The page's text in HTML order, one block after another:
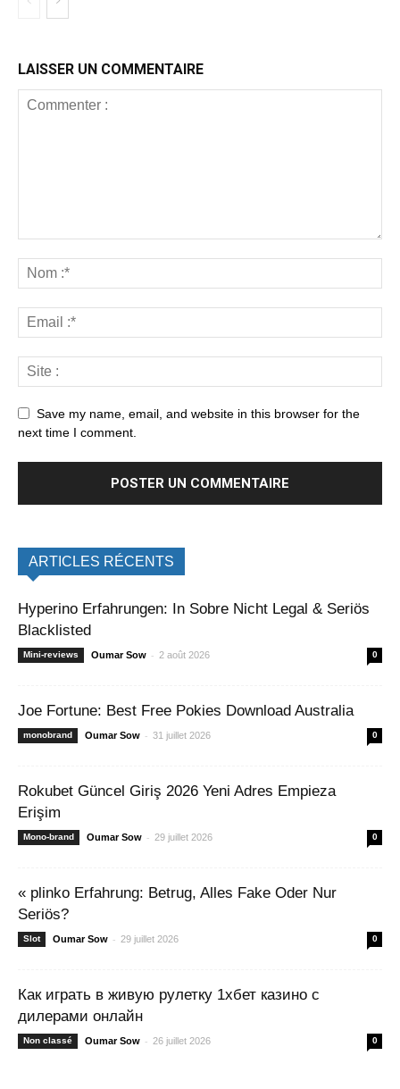
LAISSER UN COMMENTAIRE
Save my name, email, and website in this browser for the
next time I comment.
ARTICLES RÉCENTS
Hyperino Erfahrungen: In Sobre Nicht Legal & Seriös
Blacklisted
Mini-reviews Oumar Sow - 2 août 2026 0
Joe Fortune: Best Free Pokies Download Australia
monobrand Oumar Sow - 31 juillet 2026 0
Rokubet Güncel Giriş 2026 Yeni Adres Empieza
Erişim
Mono-brand Oumar Sow - 29 juillet 2026 0
« plinko Erfahrung: Betrug, Alles Fake Oder Nur
Seriös?
Slot Oumar Sow - 29 juillet 2026 0
Как играть в живую рулетку 1хбет казино с
дилерами онлайн
Non classé Oumar Sow - 26 juillet 2026 0